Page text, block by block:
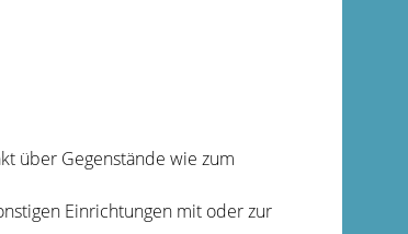
über Gegenstände wie zum
Einrichtungen mit oder zur